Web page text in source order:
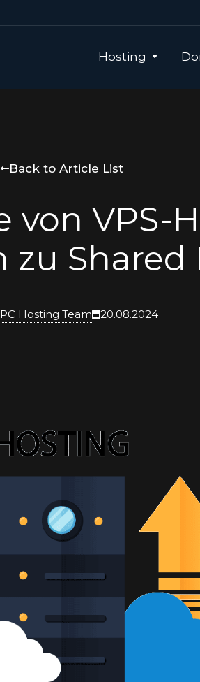
Hosting
Back to Article List
von VPS-
zu Shared
Hosting Team 20.08.2024